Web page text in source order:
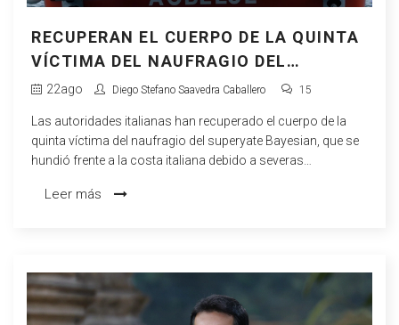
RECUPERAN EL CUERPO DE LA QUINTA
VÍCTIMA DEL NAUFRAGIO DEL
SUPERYATE BAYESIAN EN ITALIA
22ago Diego Stefano Saavedra Caballero 15
Las autoridades italianas han recuperado el cuerpo de la
quinta víctima del naufragio del superyate Bayesian, que se
hundió frente a la costa italiana debido a severas
muertes confirmadas y algunos desaparecidos, mientras
Leer más